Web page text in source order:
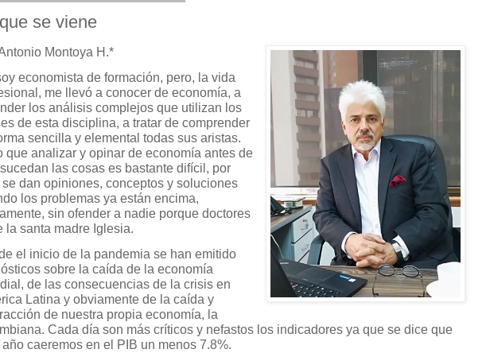
se viene
Montoya H.*
economista de formación, pero, la vida
me llevó a conocer de economía, a
los análisis complejos que utilizan los
de esta disciplina, a tratar de comprender
sencilla y elemental todas sus aristas.
que analizar y opinar de economía antes de
las cosas es bastante difícil, por
dan opiniones, conceptos y soluciones
los problemas ya están encima,
sin ofender a nadie porque doctores
la santa madre Iglesia.
el inicio de la pandemia se han emitido
sobre la caída de la economía
de las consecuencias de la crisis en
Latina y obviamente de la caída y
de nuestra propia economía, la
Cada día son más críticos y nefastos los indicadores ya que se dice que
caeremos en el PIB un menos 7.8%.